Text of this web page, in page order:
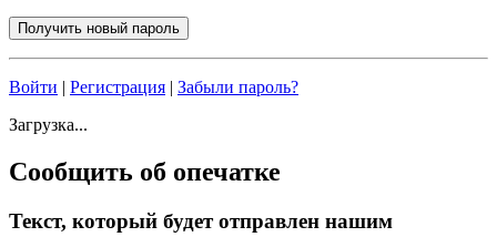
Войти | Регистрация | Забыли пароль?
Загрузка...
Сообщить об опечатке
Текст, который будет отправлен нашим